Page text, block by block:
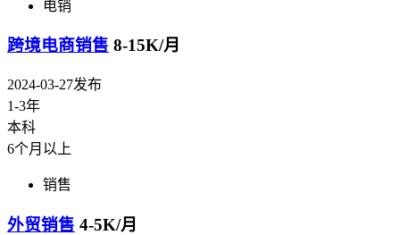
电销
跨境电商销售 8-15K/月
2024-03-27发布
1-3年
本科
6个月以上
销售
外贸销售 4-5K/月